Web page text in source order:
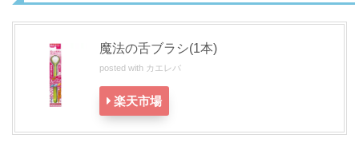
魔法の舌ブラシ(1本)
posted with カエレバ
楽天市場